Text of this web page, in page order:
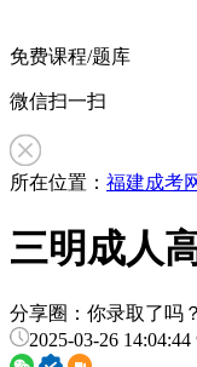
免费课程/题库
微信扫一扫
所在位置： 福建成考
三明成人
分享圈：你录取了吗
2025-03-26 14:04:44